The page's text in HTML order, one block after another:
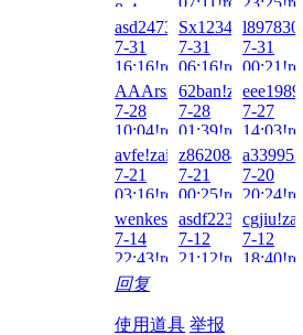
8-4
17:39!read!
asd247387010!zai!2026-
7-31
16:16!read!
7-31
06:16!read!
7-31
AAArsmls!zai!2026-
7-28
10:04!read!
62ban!zai!2026-
7-28
01:39!read!
7-27
avfe!zai!2026-
7-21
03:16!read!
7-21
00:25!read!
7-20
wenkesheng!zai!2026-
7-14
22:43!read!
7-12
21:12!read!
7-12
回复
使用道具 举报